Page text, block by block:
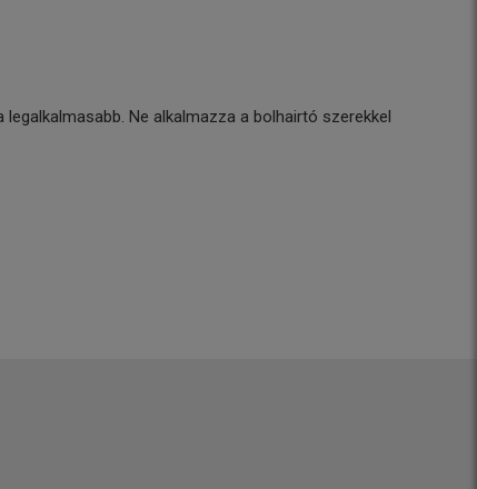
Ne alkalmazza a bolhairtó szerekkel